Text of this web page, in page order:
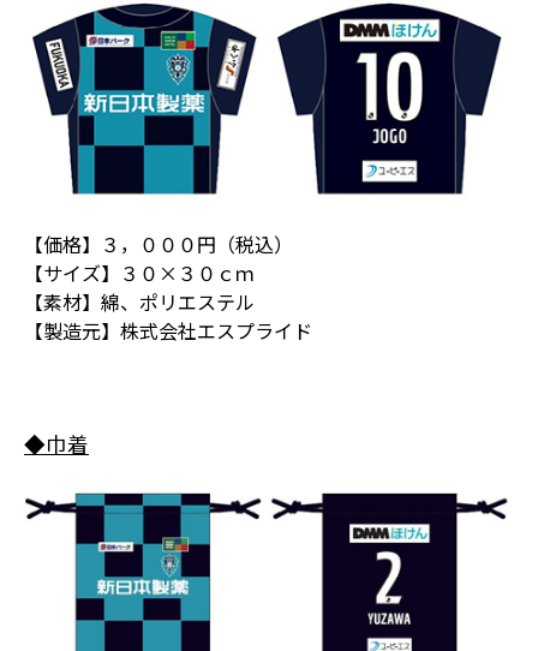
【価格】３，０００円（税込）
【サイズ】３０×３０ｃｍ
【素材】綿、ポリエステル
【製造元】株式会社エスプライド
◆巾着